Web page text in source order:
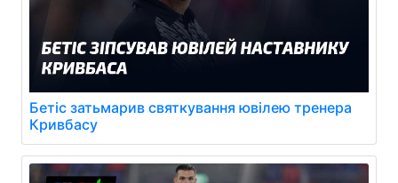
Бетіс затьмарив святкування ювілею тренера
Кривбасу